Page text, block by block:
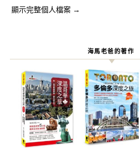
顯示完整個人檔案 →
海馬老爸的著作